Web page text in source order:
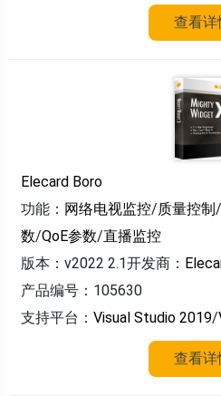
查看详
Elecard Boro
功能： 网络电视监控/质量控制/
数/QoE参数/直播监控
版本：v2022 2.1开发商：
产品编号：105630
支持平台： Visual Studio 2019/
查看详